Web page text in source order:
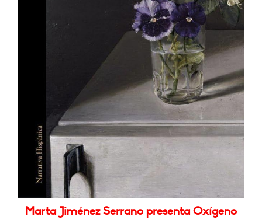
Marta Jiménez Serrano presenta Oxígeno